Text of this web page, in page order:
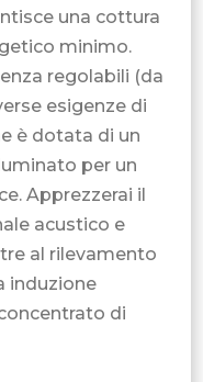
una cottura
minimo.
regolabili (da
esigenze di
è dotata di un
per un
Apprezzerai il
acustico e
al rilevamento
induzione
di